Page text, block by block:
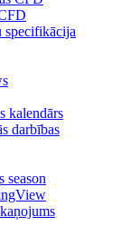
specifikācija
kalendārs
darbības
season